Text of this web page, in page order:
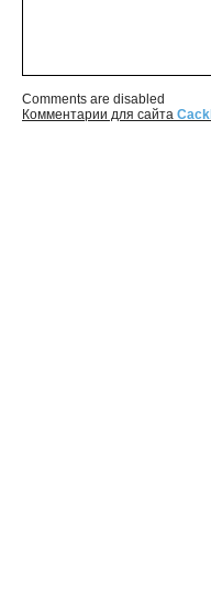
Comments are disabled
Комментарии для сайта Cackl